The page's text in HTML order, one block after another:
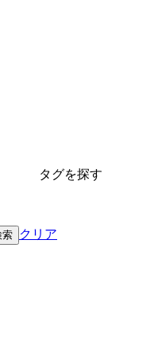
タグを探す
クリア